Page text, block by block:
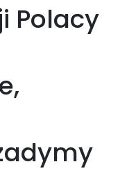
Polacy